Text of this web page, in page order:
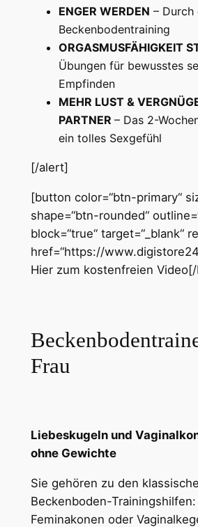
ENGER WERDEN – Durch
Beckenbodentraining
ORGASMUSFÄHIGKEIT
Übungen für bewusstes
Empfinden
MEHR LUST &
PARTNER – Das 2-
ein tolles Sexgefühl
[/alert]
[button color=“btn-primary“
shape=“btn-rounded“
block=“true“ target=“_blank“
href=“https://
Hier zum kostenfreien
Frau
Liebeskugeln und
ohne Gewichte
Sie gehören zu den
Beckenboden-Trainingshilfen:
Feminakonen oder